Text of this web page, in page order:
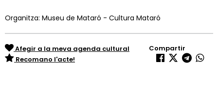
Organitza: Museu de Mataró - Cultura Mataró
Afegir a la meva agenda cultural
Recomano l'acte!
Compartir